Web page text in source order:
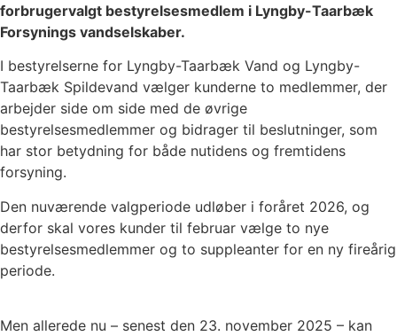
forbrugervalgt bestyrelsesmedlem i Lyngby-Taarbæk
Forsynings vandselskaber.
I bestyrelserne for Lyngby-Taarbæk Vand og Lyngby-
Taarbæk Spildevand vælger kunderne to medlemmer, der
arbejder side om side med de øvrige
bestyrelsesmedlemmer og bidrager til beslutninger, som
har stor betydning for både nutidens og fremtidens
forsyning.
Den nuværende valgperiode udløber i foråret 2026, og
derfor skal vores kunder til februar vælge to nye
bestyrelsesmedlemmer og to suppleanter for en ny fireårig
periode.
Men allerede nu – senest den 23. november 2025 – kan